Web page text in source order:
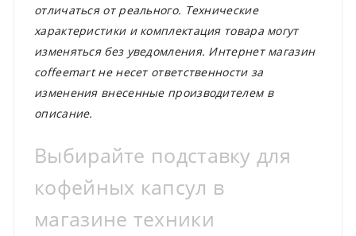
отличаться от реального. Технические
характеристики и комплектация товара могут
изменяться без уведомления. Интернет магазин
coffeemart не несет ответственности за
изменения внесенные производителем в
описание.
Выбирайте подставку для
кофейных капсул в
магазине техники